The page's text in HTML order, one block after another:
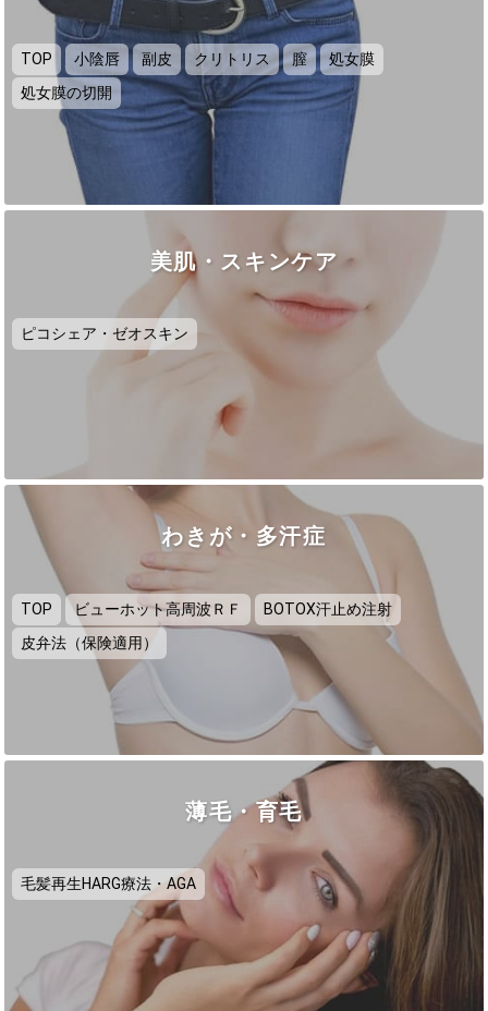
TOP 小陰唇 副皮 クリトリス 膣
処女膜
処女膜の切開
美肌・スキンケア
ピコシェア・ゼオスキン
わきが・多汗症
TOP ビューホット高周波ＲＦ
BOTOX汗止め注射
皮弁法（保険適用）
薄毛・育毛
毛髪再生HARG療法・AGA